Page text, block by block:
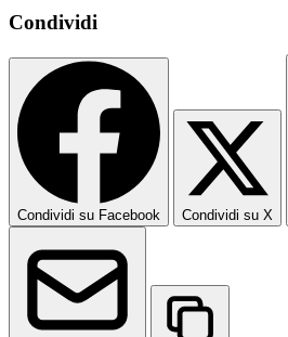
Condividi
Condividi su Facebook Condividi su X